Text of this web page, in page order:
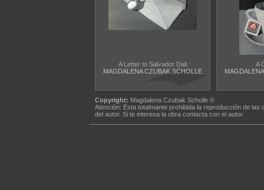
A Letter to Salvador Dali
MAGDALENA CZUBAK SCHOLLE
A
Copyright: Magdalena Czubak Scholle ©
Atención: Esta totalmante prohibida la reproducción de
del autor. Si te interesa la obra contacta con el autor.